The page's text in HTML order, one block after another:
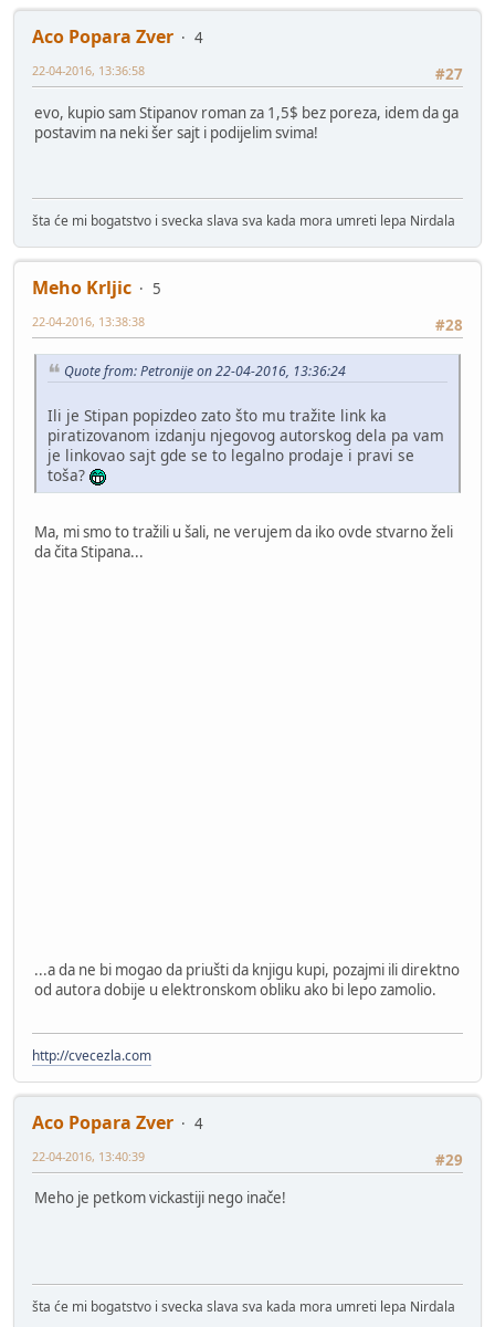
Aco Popara Zver
4
#27
22-04-2016, 13:36:58
evo, kupio sam Stipanov roman za 1,5$ bez poreza, idem da ga
postavim na neki šer sajt i podijelim svima!
šta će mi bogatstvo i svecka slava sva kada mora umreti lepa Nirdala
Meho Krljic
5
#28
22-04-2016, 13:38:38
Quote from: Petronije on 22-04-2016, 13:36:24
Ili je Stipan popizdeo zato što mu tražite link ka
piratizovanom izdanju njegovog autorskog dela pa vam
je linkovao sajt gde se to legalno prodaje i pravi se
toša?
Ma, mi smo to tražili u šali, ne verujem da iko ovde stvarno želi
da čita Stipana...
...a da ne bi mogao da priušti da knjigu kupi, pozajmi ili direktno
od autora dobije u elektronskom obliku ako bi lepo zamolio.
http://cvecezla.com
Aco Popara Zver
4
#29
22-04-2016, 13:40:39
Meho je petkom vickastiji nego inače!
šta će mi bogatstvo i svecka slava sva kada mora umreti lepa Nirdala